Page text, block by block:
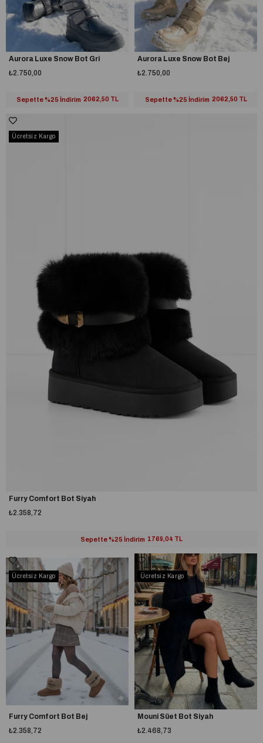
Aurora Luxe Snow Bot Gri
₺2.750,00
Sepette %25 İndirim 2062,50 TL
Aurora Luxe Snow Bot Bej
₺2.750,00
Sepette %25 İndirim 2062,50 TL
Furry Comfort Bot Siyah
₺2.358,72
Sepette %25 İndirim 1769,04 TL
Ücretsiz Kargo
Furry Comfort Bot Bej
₺2.358,72
Ücretsiz Kargo
Mouni Süet Bot Siyah
₺2.468,73
Ücretsiz Kargo